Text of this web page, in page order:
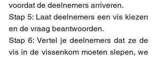
voordat de deelnemers arriveren.
Stap 5: Laat deelnemers een vis kiezen
en de vraag beantwoorden.
Stap 6: Vertel je deelnemers dat ze de
vis in de vissenkom moeten slepen, we